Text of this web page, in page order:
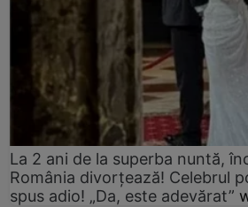
La 2 ani de la superba nuntă,
România divorțează! Celebrul
spus adio! „Da, este adevărat”